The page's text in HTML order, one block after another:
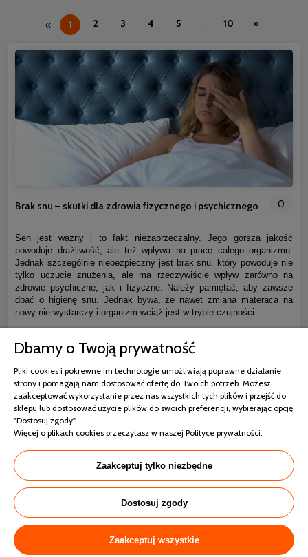
« 1 2 3 4 5 ... 10 »
Brak snu – skutki dla zdrowia fizycznego i psychicznego 0
Sen jest ważny i to fakt niezaprzeczalny. Jego gorsza jakość
powoduje drażliwość, ale też wpływa na pracę całego organizmu.
Jednak szczególnie niebezpieczny jest brak snu, który powoduje nie
tylko uczucie znużenia, ale ma rzeczywiście wpływ zarówno na
zdrowie psychiczne, jak i fizyczne. Należy pamiętać, aby zawsze
dbać o higienę snu. Jednak bywa, że nawet zmiana materaca na
nowy nie wystarczy i organizm wciąż jest w trybie czujności.
czytaj całość »
Ból kręgosłupa piersiowego i dyskopatia lędźwiowa – jak
spać bez bólu?
Dbamy o Twoją prywatność
Pliki cookies i pokrewne im technologie umożliwiają poprawne działanie
strony i pomagają nam dostosować ofertę do Twoich potrzeb. Możesz
zaakceptować wykorzystanie przez nas wszystkich tych plików i przejść do
sklepu lub dostosować użycie plików do swoich preferencji, wybierając opcję
"Dostosuj zgody".
Więcej o plikach cookies przeczytasz w naszej Polityce prywatności.
Zaakceptuj tylko niezbędne
Dostosuj zgody
Zaakceptuj wszystkie